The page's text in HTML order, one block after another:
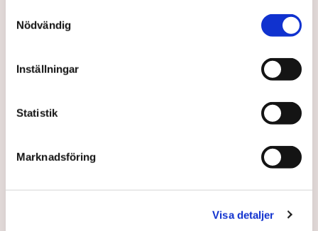
Nödvändig
Inställningar
Statistik
Marknadsföring
Visa detaljer
Hon får medhåll från Industriarbetsgivarnas vd Per Hidesten
som tycker att Folketingets beslut är mycket positivt för
Amelie Berg menar att danskarna har lärt sig av sina misstag
med att ha alltför begränsande regler. Men nu river alltså
– Till skillnad från danskarna är nu Sverige på väg in i ett
riskerar att möta liknande problem som det danska